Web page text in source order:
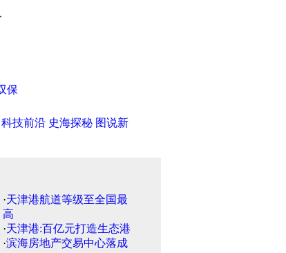
锁
科技前沿 史海探秘 图说新
·天津港航道等级至全国最
高
·天津港:百亿元打造生态港
·滨海房地产交易中心落成